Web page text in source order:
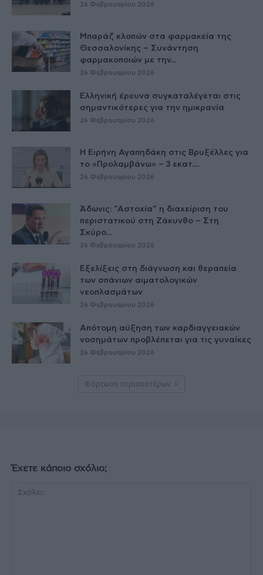
26 Φεβρουαρίου 2026
Μπαράζ κλοπών στα φαρμακεία της
Θεσσαλονίκης – Συνάντηση
φαρμακοποιών με την...
26 Φεβρουαρίου 2026
Ελληνική έρευνα συγκαταλέγεται στις
σημαντικότερες για την ημικρανία
26 Φεβρουαρίου 2026
Η Ειρήνη Αγαπηδάκη στις Βρυξέλλες για
το «Προλαμβάνω» – 3 εκατ....
26 Φεβρουαρίου 2026
Άδωνις: “Αστοχία” η διαχείριση του
περιστατικού στη Ζάκυνθο – Στη
Σκύρο...
26 Φεβρουαρίου 2026
Εξελίξεις στη διάγνωση και θεραπεία
των σπάνιων αιματολογικών
νεοπλασμάτων
26 Φεβρουαρίου 2026
Απότομη αύξηση των καρδιαγγειακών
νοσημάτων προβλέπεται για τις γυναίκες
26 Φεβρουαρίου 2026
Φόρτωση περισσοτέρων
Έχετε κάποιο σχόλιο;